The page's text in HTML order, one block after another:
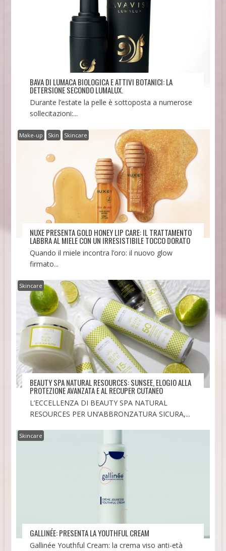
BAVA DI LUMACA BIOLOGICA E ATTIVI BOTANICI: LA
DETERSIONE SECONDO LUMALUX.
Durante l’estate la pelle è sottoposta a numerose
sollecitazioni:...
Make-up Skin Skincare
NUXE PRESENTA GOLD HONEY LIP CARE: IL TRATTAMENTO
LABBRA AL MIELE CON UN IRRESISTIBILE TOCCO DORATO
Quando il miele incontra l’oro: il nuovo glow
firmato...
Skincare
BEAUTY SPA NATURAL RESOURCES: SUNSEE, ELOGIO ALLA
PROTEZIONE AVANZATA E AL RECUPER CUTANEO
L’ECCELLENZA DI BEAUTY SPA NATURAL
RESOURCES PER UN’ABBRONZATURA SICURA,...
Skincare
GALLINÉE: PRESENTA LA YOUTHFUL CREAM
Gallinée Youthful Cream: la crema viso anti-età